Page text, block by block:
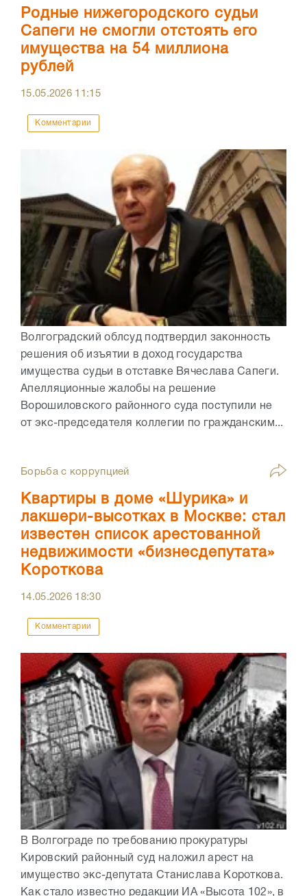
Родные нижегородского судьи
Сапеги не смогли отстоять его
имущества на 54 миллиона
рублей
15.05.2026 11:15
Комментарии
Волгоградский облсуд подтвердил законность
решения об изъятии в доход государства
имущества судьи в отставке Вячеслава Сапеги.
Апелляционные жалобы на решение
Ворошиловского районного суда поступили не
от экс-председателя коллегии по гражданским...
Борьба с коррупцией
Квартиры в доме «Шурика» и
лакшери-высотках в Москве: стал
известен список арестованной
недвижимости «бизнесдепутата»
Короткова
14.05.2026 18:30
Комментарии
В Волгограде по требованию прокуратуры
Кировский районный суд наложил арест на
имущество экс-депутата Станислава Короткова.
Как стало известно редакции ИА «Высота 102», в